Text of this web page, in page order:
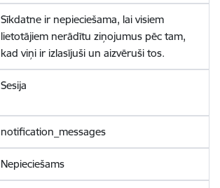
Sīkdatne ir nepieciešama, lai visiem
lietotājiem nerādītu ziņojumus pēc tam,
kad viņi ir izlasījuši un aizvēruši tos.
Sesija
notification_messages
Nepieciešams